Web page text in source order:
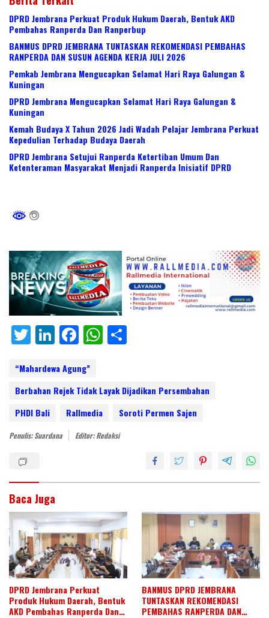
DPRD Jembrana Perkuat Produk Hukum Daerah, Bentuk AKD
Pembahas Ranperda Dan Ranperbup
BANMUS DPRD JEMBRANA TUNTASKAN REKOMENDASI PEMBAHAS
RANPERDA DAN SUSUN AGENDA KERJA JULI 2026
Pemkab Jembrana Mengucapkan Selamat Hari Raya Galungan &
Kuningan
DPRD Jembrana Mengucapkan Selamat Hari Raya Galungan &
Kuningan
Kemah Budaya X Tahun 2026 Jadi Wadah Pelajar Jembrana Perkuat
Kepedulian Terhadap Budaya Daerah
DPRD Jembrana Setujui Ranperda Ketertiban Umum Dan
Ketenteraman Masyarakat Menjadi Ranperda Inisiatif DPRD
T
itt
er
Li
k
e
dI
n
F
e
b
o
o
W
s
p
e
“Mahardewa Agung”
Berbahan Rejek Tidak Layak Dijadikan Persembahan
PHDI Bali
Rallmedia Soroti Permen Sajen
Penulis: Suardana Editor: Redaksi
Baca Juga
DPRD Jembrana Perkuat
Produk Hukum Daerah, Bentuk
AKD Pembahas Ranperda Dan
BANMUS DPRD JEMBRANA
TUNTASKAN REKOMENDASI
PEMBAHAS RANPERDA DAN